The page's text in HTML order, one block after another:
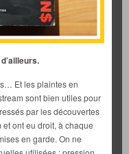
Et les plaintes en
sont bien utiles pour
par les découvertes
ont eu droit, à chaque
en garde. On ne